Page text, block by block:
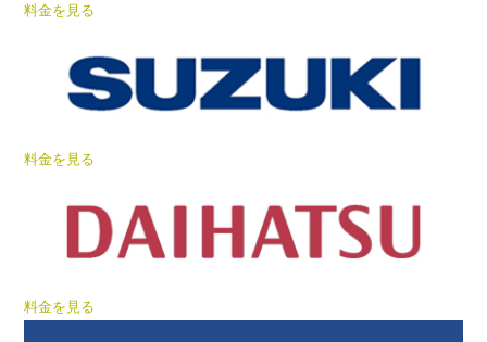
料金を見る
料金を見る
料金を見る